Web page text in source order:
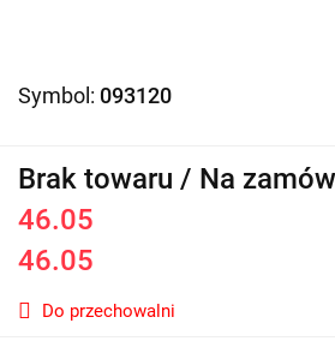
Symbol: 093120
Brak towaru / Na
46.05
46.05
Do przechowalni